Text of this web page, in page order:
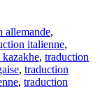
allemande,
italienne,
, traduction
, traduction
, traduction